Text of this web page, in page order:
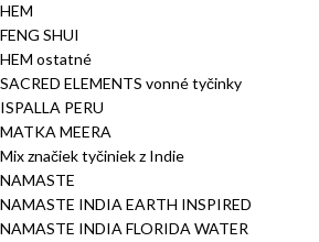
HEM
FENG SHUI
HEM ostatné
SACRED ELEMENTS vonné tyčinky
ISPALLA PERU
MATKA MEERA
Mix značiek tyčiniek z Indie
NAMASTE
NAMASTE INDIA EARTH INSPIRED
NAMASTE INDIA FLORIDA WATER